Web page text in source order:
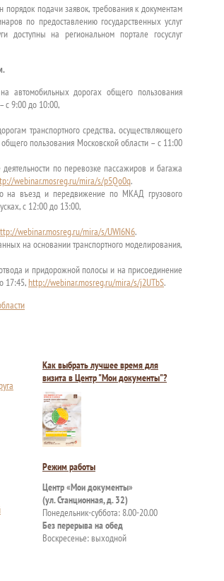
подачи заявок, требования к документам
по предоставлению государственных услуг
доступны на региональном портале госуслуг
автомобильных дорогах общего пользования
с 9:00 до 10:00,
транспортного средства, осуществляющего
пользования Московской области – с 11:00
по перевозке пассажиров и багажа
webinar.mosreg.ru/mira/s/p5Qo0q.
на въезд и передвижение по МКАД грузового
с 12:00 до 13:00,
webinar.mosreg.ru/mira/s/UWI6N6.
на основании транспортного моделирования,
и придорожной полосы и на присоединение
17:45,http://webinar.mosreg.ru/mira/s/j2UTbS.
Как выбрать лучшее время для
визита в Центр "Мои документы"?
Режим работы
Центр «Мои документы»
(ул. Станционная, д. 32)
Понедельник-суббота: 8.00-20.00
Без перерыва на обед
Воскресенье: выходной